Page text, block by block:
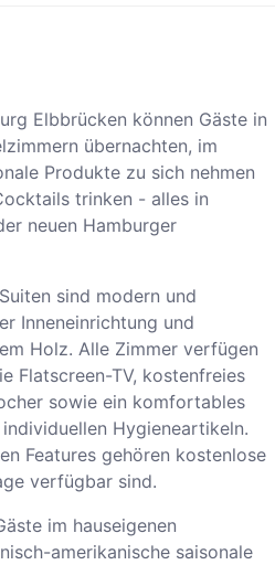
Elbbrücken können Gäste in
übernachten, im
Produkte zu sich nehmen
trinken - alles in
neuen Hamburger
sind modern und
Inneneinrichtung und
Holz. Alle Zimmer verfügen
Flatscreen-TV, kostenfreies
sowie ein komfortables
Hygieneartikeln.
Features gehören kostenlose
verfügbar sind.
im hauseigenen
amerikanische saisonale